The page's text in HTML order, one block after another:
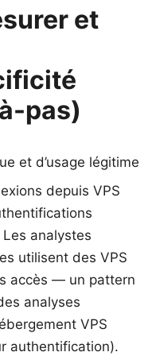
et
pas)
et d’usage légitime
depuis VPS
analystes
utilisent des VPS
accès — un pattern
analyses
VPS
authentification).